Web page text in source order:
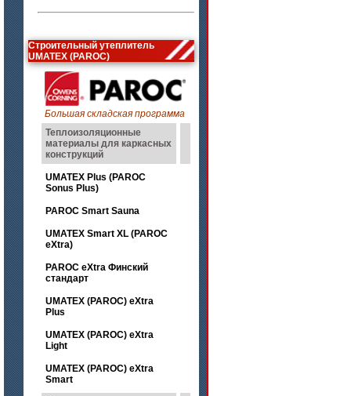
Строительный утеплитель
UMATEX (PAROC)
Большая складская программа
Теплоизоляционные
материалы для каркасных
конструкций
UMATEX Plus (PAROC
Sonus Plus)
PAROC Smart Sauna
UMATEX Smart XL (PAROC
eXtra)
PAROC eXtra Финский
стандарт
UMATEX (PAROC) eXtra
Plus
UMATEX (PAROC) eXtra
Light
UMATEX (PAROC) eXtra
Smart